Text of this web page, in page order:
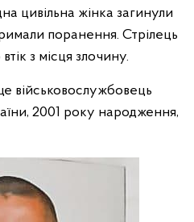
цивільна жінка загинули
поранення. Стрілець
з місця злочину.
військовослужбовець
2001 року народження,